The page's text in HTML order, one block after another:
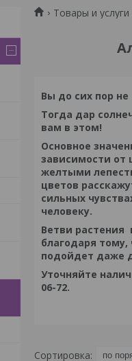
Товары и услуги
Вы до сих пор
Тогда дар
вам в этом!
Основное
зависимости от
желтыми
цветов
сильных
человеку.
Ветви растения
благодаря
подойдет даже
Уточняйте
06-72.